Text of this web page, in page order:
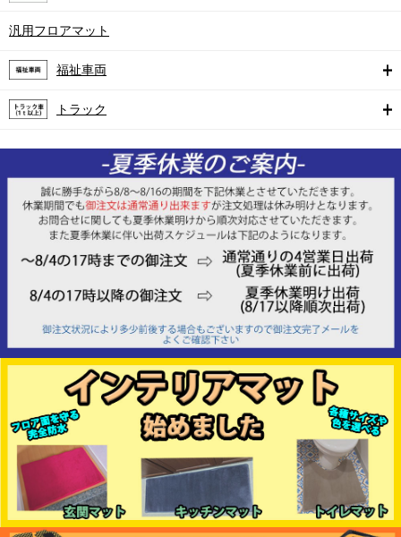
汎用フロアマット
福祉車両
トラック